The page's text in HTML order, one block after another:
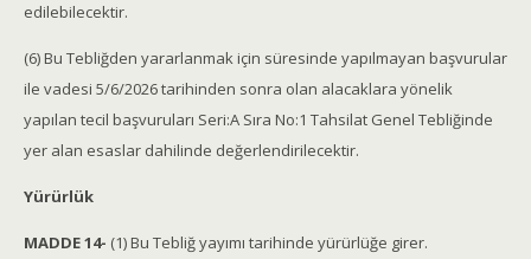
edilebilecektir.
(6) Bu Tebliğden yararlanmak için süresinde yapılmayan başvurular
ile vadesi 5/6/2026 tarihinden sonra olan alacaklara yönelik
yapılan tecil başvuruları Seri:A Sıra No:1 Tahsilat Genel Tebliğinde
yer alan esaslar dahilinde değerlendirilecektir.
Yürürlük
MADDE 14- (1) Bu Tebliğ yayımı tarihinde yürürlüğe girer.